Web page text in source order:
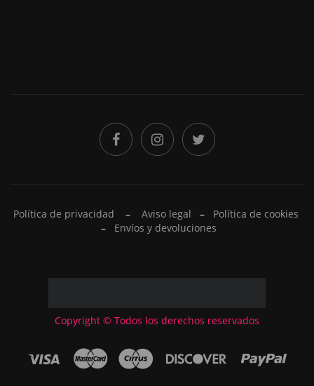
Política de privacidad – Aviso legal – Política de cookies
– Envíos y devoluciones
Copyright © Todos los derechos reservados